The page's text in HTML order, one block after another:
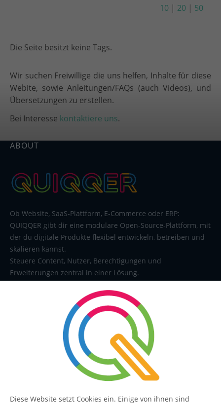
10 | 20 | 50
Die Seite besitzt keine Tags.
Wir suchen Freiwillige die uns helfen, Inhalte für diese
Webite, sowie Anleitungen/FAQs (auch Videos), und
Übersetzungen zu erstellen.
Bei Interesse kontaktiere uns.
ABOUT
Ob Website, SaaS-Plattform, E-Commerce oder ERP:
QUIQQER gibt dir eine modulare Open-Source-Plattform, mit
der du digitale Produkte flexibel entwickeln, betreiben und
skalieren kannst.
Steuere Content, Nutzer, Berechtigungen und
Erweiterungen zentral in einer Lösung.
Diese Website setzt Cookies ein. Einige von ihnen sind